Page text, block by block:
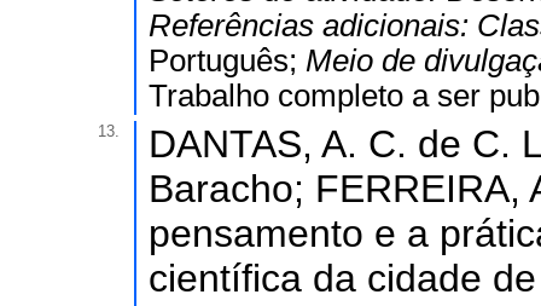
Referências adicionais:
Português; Meio de
Trabalho completo a ser
13.
DANTAS, A. C. de C.
Baracho; FERREIRA,
pensamento e a
científica da cidade